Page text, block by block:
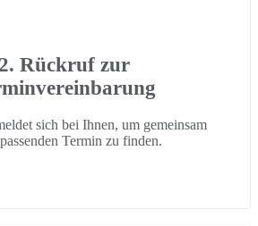
2. Rückruf zur
sich bei Ihnen, um gemeinsam
Termin zu finden.